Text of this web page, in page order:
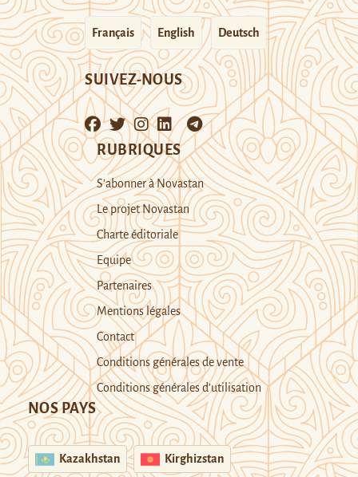
Français English Deutsch
SUIVEZ-NOUS
RUBRIQUES
S’abonner à Novastan
Le projet Novastan
Charte éditoriale
Equipe
Partenaires
Mentions légales
Contact
Conditions générales de vente
Conditions générales d’utilisation
NOS PAYS
Kazakhstan Kirghizstan